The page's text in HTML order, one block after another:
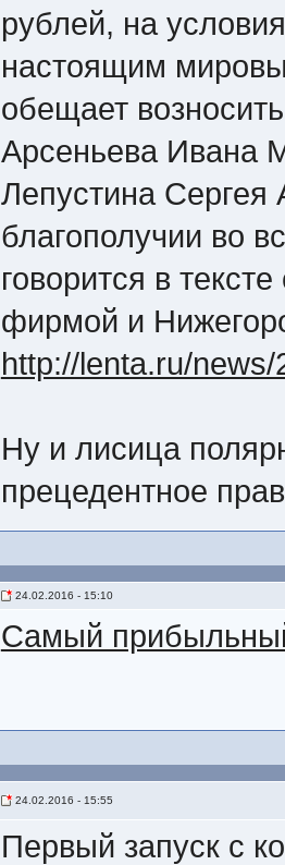
рублей, на
настоящим
обещает
Арсеньева Ивана
Лепустина Сергея
благополучии во
говорится в
фирмой и
http://lenta.ru/
Ну и лисица
прецедентное
24.02.2016 - 15:10
Самый
24.02.2016 - 15:55
Первый запуск с